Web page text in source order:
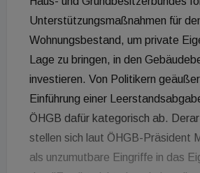
Unterstützungsmaßnahmen für
Wohnungsbestand, um private
Lage zu bringen, in den
investieren. Von Politikern
Einführung einer
ÖHGB dafür kategorisch ab.
stellen sich laut ÖHGB-Präsident
als unzumutbare Eingriffe in das